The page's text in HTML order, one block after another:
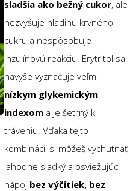
sladšia ako bežný cukor, ale
nezvyšuje hladinu krvného
cukru a nespôsobuje
inzulínovú reakciu. Erytritol sa
navyše vyznačuje veľmi
nízkym glykemickým
indexom a je šetrný k
tráveniu. Vďaka tejto
kombinácii si môžeš vychutnať
lahodne sladký a osviežujúci
nápoj bez výčitiek, bez